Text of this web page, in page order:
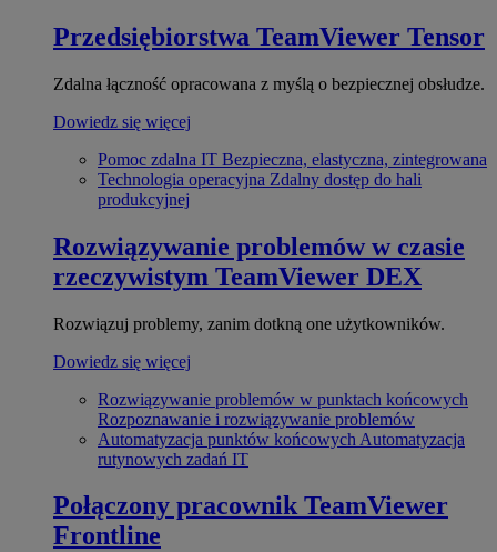
Przedsiębiorstwa TeamViewer Tensor
Zdalna łączność opracowana z myślą o bezpiecznej obsłudze.
Dowiedz się więcej
Pomoc zdalna IT Bezpieczna, elastyczna, zintegrowana
Technologia operacyjna Zdalny dostęp do hali
produkcyjnej
Rozwiązywanie problemów w czasie
rzeczywistym TeamViewer DEX
Rozwiązuj problemy, zanim dotkną one użytkowników.
Dowiedz się więcej
Rozwiązywanie problemów w punktach końcowych
Rozpoznawanie i rozwiązywanie problemów
Automatyzacja punktów końcowych Automatyzacja
rutynowych zadań IT
Połączony pracownik TeamViewer
Frontline